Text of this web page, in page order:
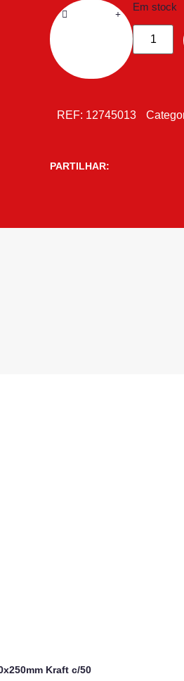
Em stock
REF: 12745013
PARTILHAR:
Kraft c/50